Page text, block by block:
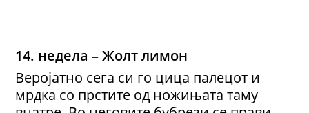
14. недела – Жолт лимон
Веројатно сега си го цица палецот и
мрдка со прстите од ножињата таму